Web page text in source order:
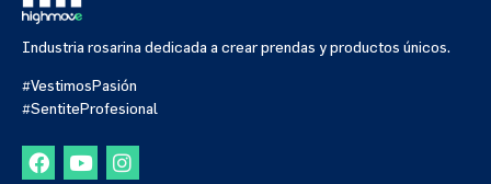
Industria rosarina dedicada a crear prendas y productos únicos.
#VestimosPasión
#SentiteProfesional